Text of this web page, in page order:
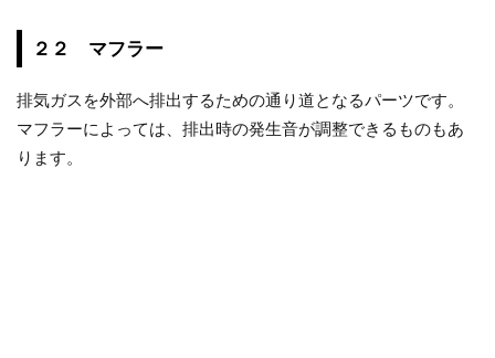
２２ マフラー
排気ガスを外部へ排出するための通り道となるパーツです。
マフラーによっては、排出時の発生音が調整できるものもあ
ります。